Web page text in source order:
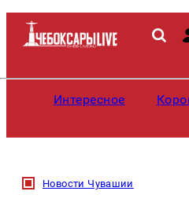
Интересное
Новости Чувашии